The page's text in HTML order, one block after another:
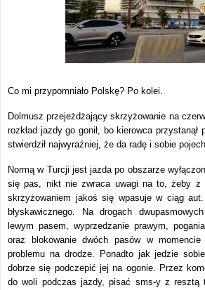
Co mi przypomniało Polskę? Po kolei.
Dolmusz przejeżdżający skrzyżowanie na
rozkład jazdy go gonił, bo kierowca
stwierdził najwyraźniej, że da radę i sobie
Normą w Turcji jest jazda po obszarze
się pas, nikt nie zwraca uwagi na to, żeby z
skrzyżowaniem jakoś się wpasuje w ciąg
błyskawicznego. Na drogach
lewym pasem, wyprzedzanie prawym,
oraz blokowanie dwóch pasów w
problemu na drodze. Ponadto jak jedzie
dobrze się podczepić jej na ogonie. Przez
do woli podczas jazdy, pisać sms-y z